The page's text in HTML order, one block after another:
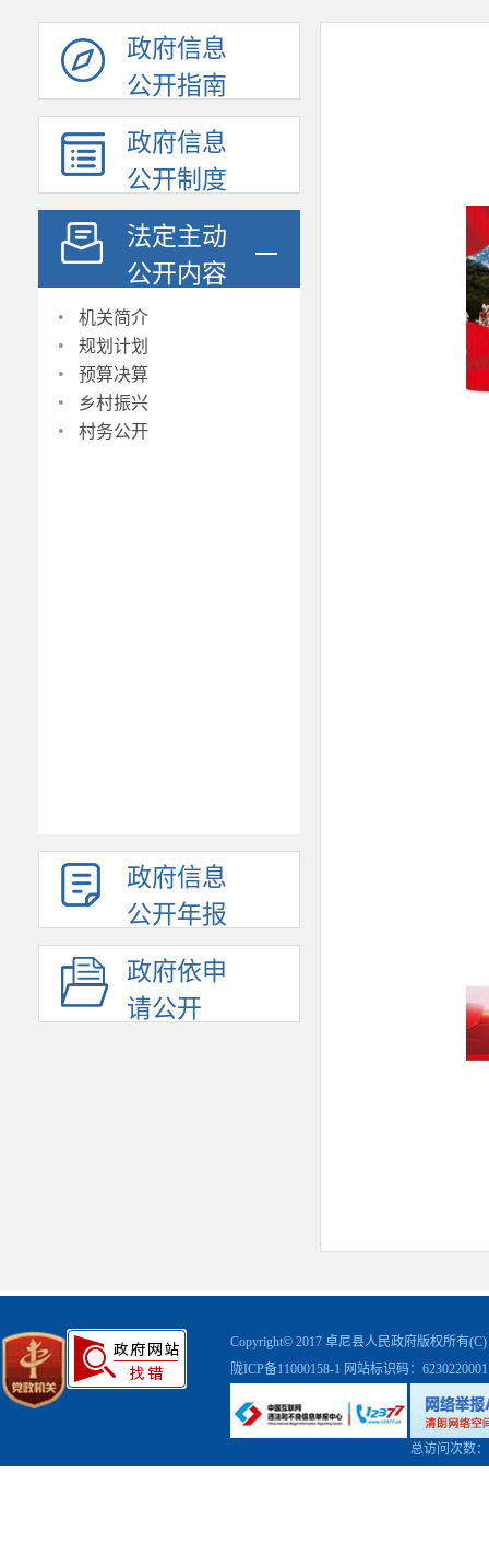
政府信息
公开指南
政府信息
公开制度
法定主动
公开内容
· 机关简介
· 规划计划
· 预算决算
· 乡村振兴
· 村务公开
政府信息
公开年报
政府依申
请公开
Copyright© 2017 卓尼县人民政府版权所有
陇ICP备11000158-1 网站标识码：
总访问次数：